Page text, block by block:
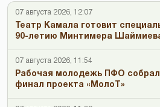
07 августа 2026, 12:07
Театр Камала готовит
90-летию Минтимера
07 августа 2026, 11:54
Рабочая молодежь ПФО
финал проекта «МолоТ»